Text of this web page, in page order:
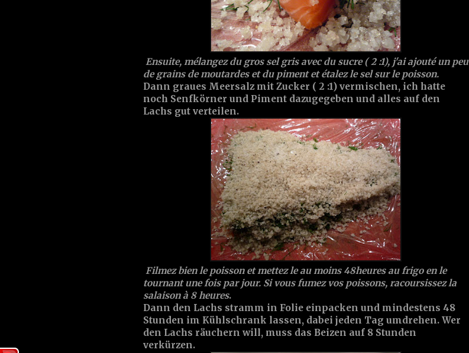
Ensuite, mélangez du gros sel gris avec du sucre ( 2 :1), j'ai ajouté un peu
de grains de moutardes et du piment et étalez le sel sur le poisson.
Dann graues Meersalz mit Zucker ( 2 :1) vermischen, ich hatte
noch Senfkörner und Piment dazugegeben und alles auf den
Lachs gut verteilen.
Filmez bien le poisson et mettez le au moins 48heures au frigo en le
tournant une fois par jour. Si vous fumez vos poissons, racoursissez la
salaison à 8 heures.
Dann den Lachs stramm in Folie einpacken und mindestens 48
Stunden im Kühlschrank lassen, dabei jeden Tag umdrehen. Wer
den Lachs räuchern will, muss das Beizen auf 8 Stunden
verkürzen.